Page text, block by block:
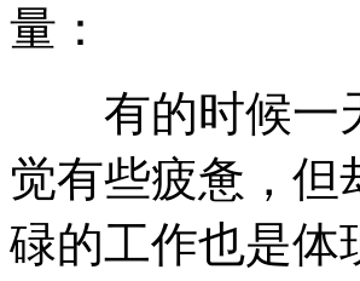
量：
有的时候一天
觉有些疲惫，但
碌的工作也是体